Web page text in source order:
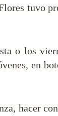
tuvo
o los
en
hacer